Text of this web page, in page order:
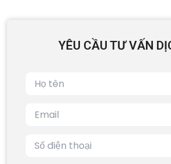
YÊU CẦU TƯ VẤN